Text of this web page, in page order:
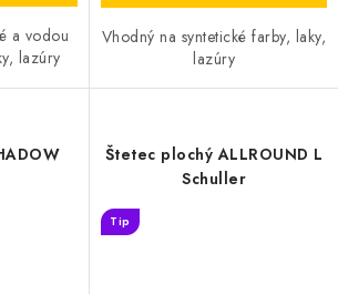
a vodou
lazúry
Vhodný na syntetické farby, laky,
lazúry
Štetec plochý ALLROUND L
Schuller
Tip